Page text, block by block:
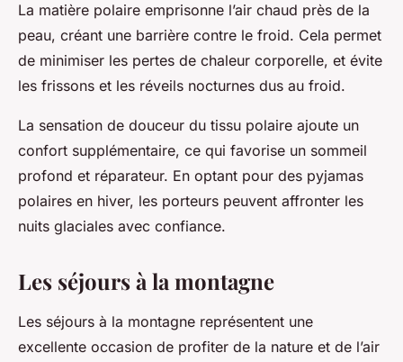
La matière polaire emprisonne l’air chaud près de la
peau, créant une barrière contre le froid. Cela permet
de minimiser les pertes de chaleur corporelle, et évite
les frissons et les réveils nocturnes dus au froid.
La sensation de douceur du tissu polaire ajoute un
confort supplémentaire, ce qui favorise un sommeil
profond et réparateur. En optant pour des pyjamas
polaires en hiver, les porteurs peuvent affronter les
nuits glaciales avec confiance.
Les séjours à la montagne
Les séjours à la montagne représentent une
excellente occasion de profiter de la nature et de l’air